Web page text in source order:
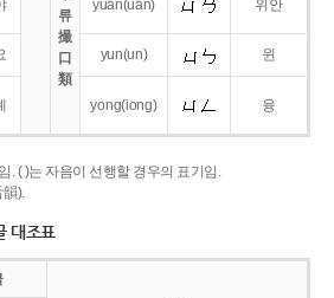
류
撮
口
類
yuan(uan) 위안
yun(un) 윈
yong(iong) 융
. ( )는 자음이 선행할 경우의 표기임.
韻).
대조표